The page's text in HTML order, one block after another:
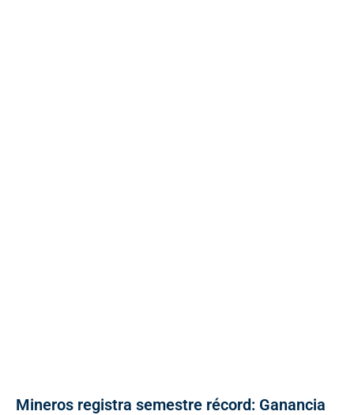
Mineros registra semestre récord: Ganancia